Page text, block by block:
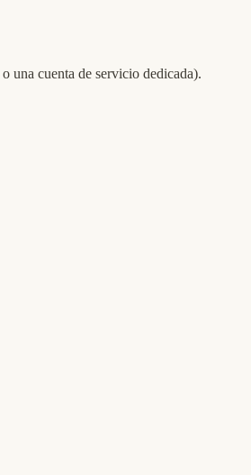
o una cuenta de servicio dedicada).